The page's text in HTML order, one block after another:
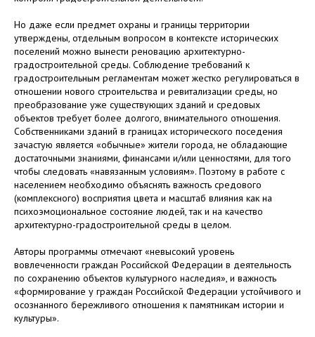
Но даже если предмет охраны и границы территории
утверждены, отдельным вопросом в контексте исторических
поселений можно вынести реновацию архитектурно-
градостроительной среды. Соблюдение требований к
градостроительным регламентам может жестко регулироваться в
отношении нового строительства и ревитализации среды, но
преобразование уже существующих зданий и средовых
объектов требует более долгого, внимательного отношения.
Собственниками зданий в границах исторического поседения
зачастую является «обычные» жители города, не обладающие
достаточными знаниями, финансами и/или ценностями, для того
чтобы следовать «навязанным условиям». Поэтому в работе с
населением необходимо объяснять важность средового
(комплексного) восприятия цвета и масштаб влияния как на
психоэмоциональное состояние людей, так и на качество
архитектурно-градостроительной среды в целом.
Авторы программы отмечают «невысокий уровень
вовлеченности граждан Российской Федерации в деятельность
по сохранению объектов культурного наследия», и важность
«формирование у граждан Российской Федерации устойчивого и
осознанного бережливого отношения к памятникам истории и
культуры».